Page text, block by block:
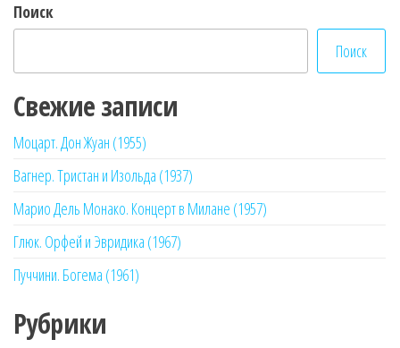
Поиск
Поиск
Свежие записи
Моцарт. Дон Жуан (1955)
Вагнер. Тристан и Изольда (1937)
Марио Дель Монако. Концерт в Милане (1957)
Глюк. Орфей и Эвридика (1967)
Пуччини. Богема (1961)
Рубрики